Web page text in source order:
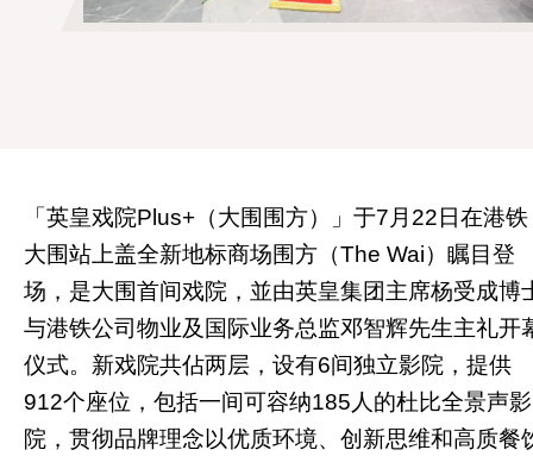
「英皇戏院Plus+（大围围方）」于7月22日在港铁
大围站上盖全新地标商场围方（The Wai）瞩目登
场，是大围首间戏院，並由英皇集团主席杨受成博
与港铁公司物业及国际业务总监邓智辉先生主礼开
仪式。新戏院共佔两层，设有6间独立影院，提供
912个座位，包括一间可容纳185人的杜比全景声影
院，贯彻品牌理念以优质环境、创新思维和高质餐